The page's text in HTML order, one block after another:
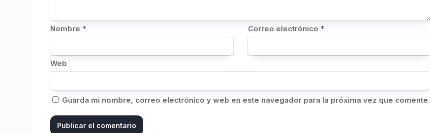
Nombre * Correo electrónico *
Web
Guarda mi nombre, correo electrónico y web en este navegador para la próxima vez que comente.